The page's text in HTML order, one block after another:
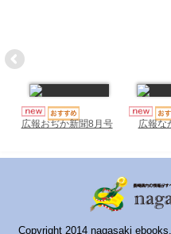
広報おぢか新聞8月号 広報な
Copyright 2014 nagasaki
はさみebooks
さいかいイーブックス
長崎MICE観光マップ